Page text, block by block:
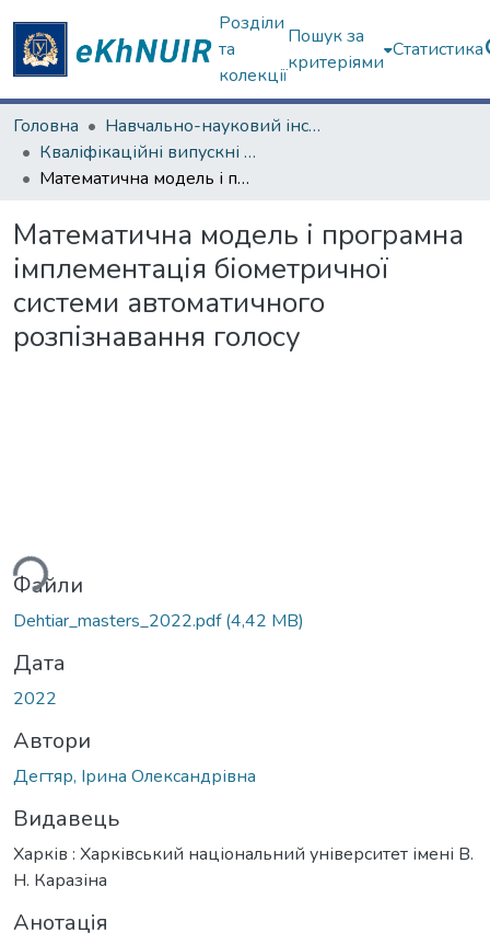
Розділи
та
колекції
Пошук за
критеріями
Статистика
Головна
Навчально-науковий інститут комп'ютерних наук та штучного інтелекту
Кваліфікаційні випускні роботи магістрів. Навчально-науковий інститут комп'ютерних наук та штучного інтелекту
Математична модель і програмна імплементація біометричної системи автоматичного розпізнавання голосу
Математична модель і програмна
імплементація біометричної
системи автоматичного
розпізнавання голосу
Файли
Dehtiar_masters_2022.pdf(4,42 MB)
Дата
2022
Автори
Дегтяр, Ірина Олександрівна
Видавець
Харків : Харківський національний університет імені В.
Н. Каразіна
Анотація